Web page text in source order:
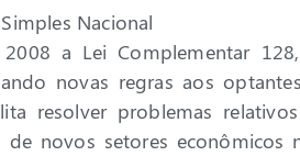
Nacional
a Lei Complementar
novas regras aos
resolver problemas
novos setores econômicos